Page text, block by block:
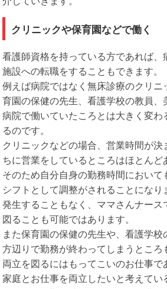
クリニックや保育園などで働く
看護師資格を持っている方であれば、
施設への転職をすることもできます。
例えば病院ではなく無床診療のクリニ
育園の保健の先生、看護学校の教員、
病院で働いていたころとは大きく変わ
るのです。
クリニックなどの場合、営業時間が決
ちに営業をしているところはほとんど
そのため自分自身の勤務時間において
シフトとして調整がされることにな
発生することもなく、ママさんナース
図ることも可能ではあります。
また保育園の保健の先生や、看護学校
方辺りで勤務が終わってしまうところ
両立を図るにはもってこいのお仕事で
家庭とお仕事を両立したいと考えてい